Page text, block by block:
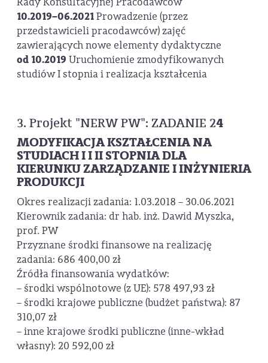
10.2019–06.2021Prowadzenie (przez
przedstawicieli pracodawców) zajęć
zawierających nowe elementy dydaktyczne
od 10.2019 Uruchomienie zmodyfikowanych
studiów I stopnia i realizacja kształcenia
3. Projekt "NERW PW": ZADANIE 24
MODYFIKACJA KSZTAŁCENIA NA
STUDIACH I I II STOPNIA DLA
KIERUNKU ZARZĄDZANIE I INŻYNIERIA
PRODUKCJI
Okres realizacji zadania: 1.03.2018 – 30.06.2021
Kierownik zadania: dr hab. inż. Dawid Myszka,
prof. PW
Przyznane środki finansowe na realizację
zadania: 686 400,00 zł
Źródła finansowania wydatków:
– środki wspólnotowe (z UE): 578 497,93 zł
– środki krajowe publiczne (budżet państwa): 87
310,07 zł
– inne krajowe środki publiczne (inne-wkład
własny): 20 592,00 zł